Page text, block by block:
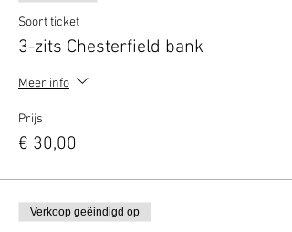
Soort ticket
3-zits Chesterfield bank
Meer info
Prijs
€ 30,00
Verkoop geëindigd op